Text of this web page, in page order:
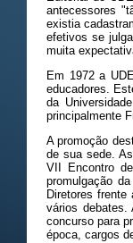
antecessores
existia
efetivos se
muita
Em 1972 a
educadores.
da
principalmente
A promoção
de sua sede.
VII Encontro
promulgação
Diretores
vários debates.
concurso para
época, cargos